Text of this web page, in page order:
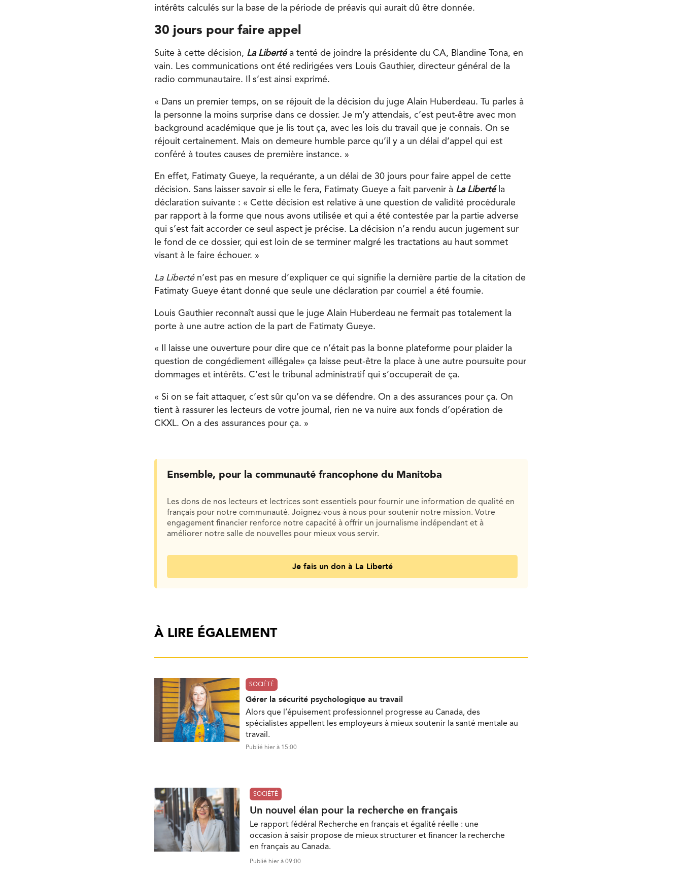
intérêts calculés sur la base de la période de préavis qui aurait dû être donnée.
30 jours pour faire appel
Suite à cette décision, La Liberté a tenté de joindre la présidente du CA, Blandine Tona, en
vain. Les communications ont été redirigées vers Louis Gauthier, directeur général de la
radio communautaire. Il s’est ainsi exprimé.
« Dans un premier temps, on se réjouit de la décision du juge Alain Huberdeau. Tu parles à
la personne la moins surprise dans ce dossier. Je m’y attendais, c’est peut-être avec mon
background académique que je lis tout ça, avec les lois du travail que je connais. On se
réjouit certainement. Mais on demeure humble parce qu’il y a un délai d’appel qui est
conféré à toutes causes de première instance. »
En effet, Fatimaty Gueye, la requérante, a un délai de 30 jours pour faire appel de cette
décision. Sans laisser savoir si elle le fera, Fatimaty Gueye a fait parvenir à La Liberté la
déclaration suivante : « Cette décision est relative à une question de validité procédurale
par rapport à la forme que nous avons utilisée et qui a été contestée par la partie adverse
qui s’est fait accorder ce seul aspect je précise. La décision n’a rendu aucun jugement sur
le fond de ce dossier, qui est loin de se terminer malgré les tractations au haut sommet
visant à le faire échouer. »
La Liberté n’est pas en mesure d’expliquer ce qui signifie la dernière partie de la citation de
Fatimaty Gueye étant donné que seule une déclaration par courriel a été fournie.
Louis Gauthier reconnaît aussi que le juge Alain Huberdeau ne fermait pas totalement la
porte à une autre action de la part de Fatimaty Gueye.
« Il laisse une ouverture pour dire que ce n’était pas la bonne plateforme pour plaider la
question de congédiement «illégale» ça laisse peut-être la place à une autre poursuite pour
dommages et intérêts. C’est le tribunal administratif qui s’occuperait de ça.
« Si on se fait attaquer, c’est sûr qu’on va se défendre. On a des assurances pour ça. On
tient à rassurer les lecteurs de votre journal, rien ne va nuire aux fonds d’opération de
CKXL. On a des assurances pour ça. »
Ensemble, pour la communauté francophone du Manitoba
Les dons de nos lecteurs et lectrices sont essentiels pour fournir une information de qualité en
français pour notre communauté. Joignez-vous à nous pour soutenir notre mission. Votre
engagement financier renforce notre capacité à offrir un journalisme indépendant et à
améliorer notre salle de nouvelles pour mieux vous servir.
Je fais un don à La Liberté
À LIRE ÉGALEMENT
SOCIÉTÉ
Gérer la sécurité psychologique au travail
Alors que l’épuisement professionnel progresse au Canada, des
spécialistes appellent les employeurs à mieux soutenir la santé mentale au
travail.
Publié hier à 15:00
SOCIÉTÉ
Un nouvel élan pour la recherche en français
Le rapport fédéral Recherche en français et égalité réelle : une
occasion à saisir propose de mieux structurer et financer la recherche
en français au Canada.
Publié hier à 09:00